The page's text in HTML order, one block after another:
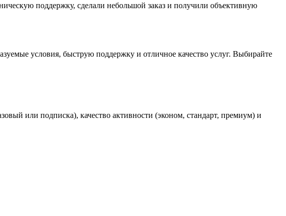
поддержку, сделали небольшой заказ и получили объективную
условия, быструю поддержку и отличное качество услуг. Выбирайте
или подписка), качество активности (эконом, стандарт, премиум) и